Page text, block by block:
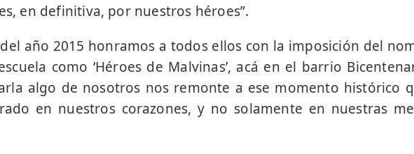
en definitiva, por nuestros héroes”.
año 2015 honramos a todos ellos con la imposición del
como ‘Héroes de Malvinas’, acá en el barrio
algo de nosotros nos remonte a ese momento histórico
en nuestros corazones, y no solamente en nuestras